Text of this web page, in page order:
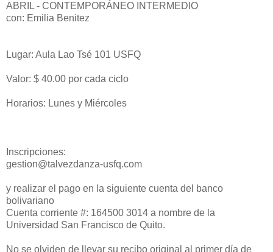
ABRIL - CONTEMPORÁNEO INTERMEDIO
con: Emilia Benitez
Lugar: Aula Lao Tsé 101 USFQ
Valor: $ 40.00 por cada ciclo
Horarios: Lunes y Miércoles
Inscripciones:
gestion@talvezdanza-usfq.com
y realizar el pago en la siguiente cuenta del banco
bolivariano
Cuenta corriente #: 164500 3014 a nombre de la
Universidad San Francisco de Quito.
No se olviden de llevar su recibo original al primer día de